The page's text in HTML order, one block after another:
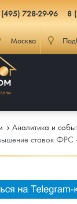
728-29-96 8
Москва
Аналитика и
ставок ФРС